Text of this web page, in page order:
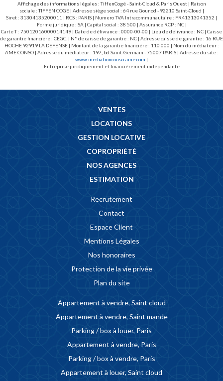
Affichage des informations légales : TiffenCogé - Saint-Cloud & Paris Ouest | Raison
sociale : TIFFEN COGE | Adresse siège social : 64 rue Gounod - 92210 Saint-Cloud |
Siret : 31304135200011 | RCS : PARIS | Numero TVA Intracommunautaire : FR41313041352 |
Forme juridique : SA | Capital social : 38 500 | Assurance RCP : NC |
Carte T : 75012016000014149 | Date de délivrance : 0000-00-00 | Lieu de délivrance : NC | Caisse
de garantie financière : CEGC. | N° de caisse de garantie : NC | Adresse caisse de garantie : 16 RUE
HOCHE 92919 LA DEFENSE | Montant de la garantie financière : 110 000 | Nom du médiateur :
AME CONSO | Adresse du médiateur : 197, bd Saint-Germain - 75007 PARIS | Adresse du site :
www.mediationconso-ame.com |
Entreprise juridiquement et financièrement indépendante
VENTES
LOCATIONS
GESTION LOCATIVE
COPROPRIÉTÉ
NOS AGENCES
ESTIMATION
Recrutement
Contact
Espace Client
Mentions Légales
Nos honoraires
Protection de la vie privée
Plan du site
Appartement à vendre, Saint cloud
Appartement à vendre, Saint mande
Parking / box à louer, Paris
Appartement à vendre, Paris
Parking / box à vendre, Paris
Appartement à louer, Saint cloud